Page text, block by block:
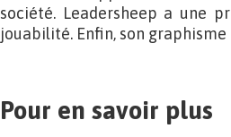
société. Leadersheep a une
jouabilité. Enfin, son
Pour en savoir plus